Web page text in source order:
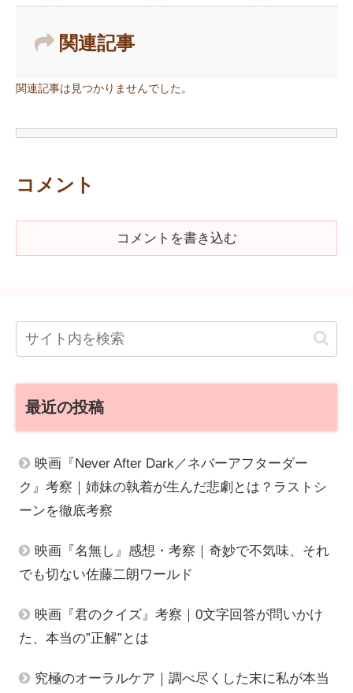
関連記事
関連記事は見つかりませんでした。
コメント
コメントを書き込む
最近の投稿
映画『Never After Dark／ネバーアフターダー
ク』考察｜姉妹の執着が生んだ悲劇とは？ラストシ
ーンを徹底考察
映画『名無し』感想・考察｜奇妙で不気味、それ
でも切ない佐藤二朗ワールド
映画『君のクイズ』考察｜0文字回答が問いかけ
た、本当の”正解”とは
究極のオーラルケア｜調べ尽くした末に私が本当